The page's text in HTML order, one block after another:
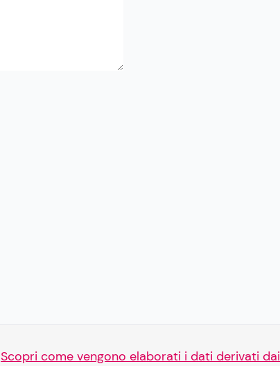
Scopri come vengono elaborati i dati derivati dai